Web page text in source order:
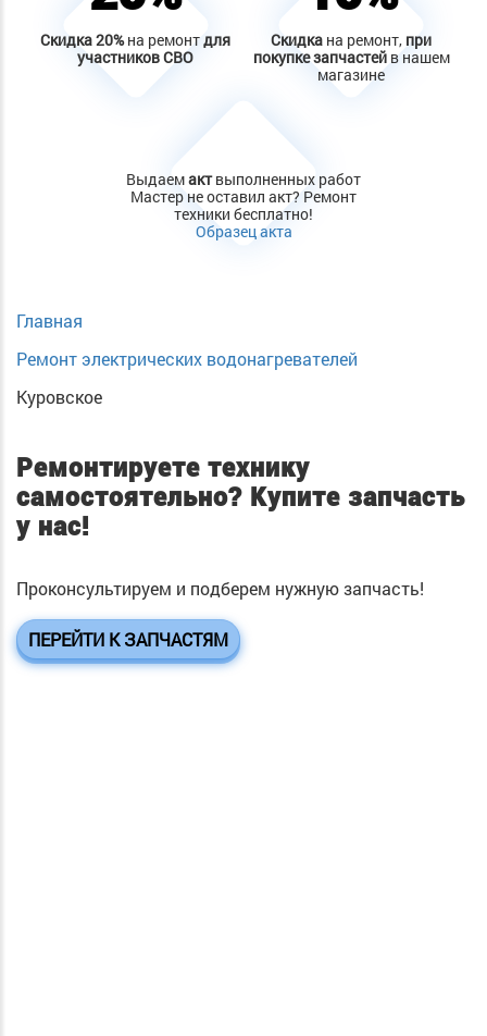
Скидка20%на ремонтдля
участников СВО
Скидка на ремонт, при
покупке запчастейв нашем
магазине
Выдаемактвыполненных работ
Мастер не оставил акт? Ремонт
техники бесплатно!
Образец акта
Главная
Ремонт электрических водонагревателей
Куровское
Ремонтируете технику
самостоятельно? Купите запчасть
у нас!
Проконсультируем и подберем нужную запчасть!
ПЕРЕЙТИ К ЗАПЧАСТЯМ